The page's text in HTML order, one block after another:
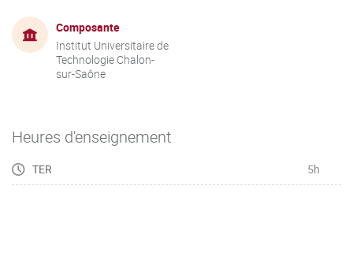
Composante
Institut Universitaire de
Technologie Chalon-
sur-Saône
Heures d'enseignement
TER 5h